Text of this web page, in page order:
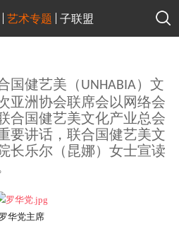
艺术专题 子联盟
国健艺美（UNHABIA）文
亚洲协会联席会以网络会
合国健艺美文化产业总会
要讲话，联合国健艺美文
长乐尔（昆娜）女士宣读
罗华党主席